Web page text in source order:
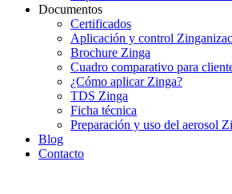
Documentos
Certificados
Aplicación y control
Brochure Zinga
Cuadro comparativo para
¿Cómo aplicar Zinga?
TDS Zinga
Ficha técnica
Preparación y uso del aerosol
Blog
Contacto